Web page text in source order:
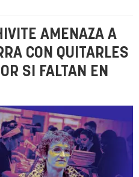
AMENAZA A
CON QUITARLES
SI FALTAN EN